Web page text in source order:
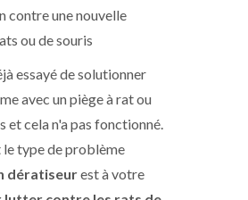
contre une nouvelle
ou de souris
essayé de solutionner
avec un piège à rat ou
et cela n'a pas fonctionné.
type de problème
dératiseurest à votre